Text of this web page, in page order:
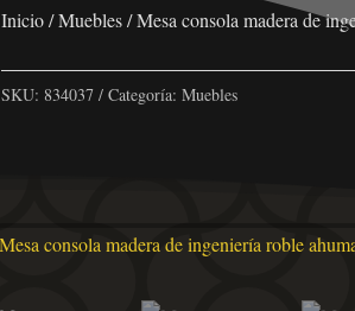
Inicio/Muebles/ Mesa consola madera de
SKU: 834037 Categoría: Muebles